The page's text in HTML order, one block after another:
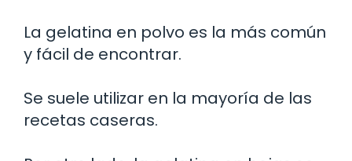
La gelatina en polvo es la más común
y fácil de encontrar.
Se suele utilizar en la mayoría de las
recetas caseras.